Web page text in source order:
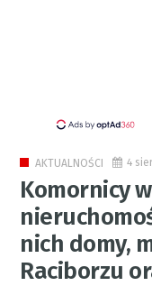
AKTUALNOŚCI 4
Komornicy
nich domy,
Raciborzu